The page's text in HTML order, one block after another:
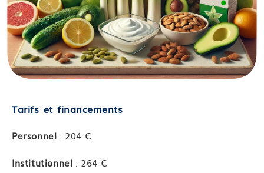
Tarifs et financements
Personnel : 204 €
Institutionnel : 264 €